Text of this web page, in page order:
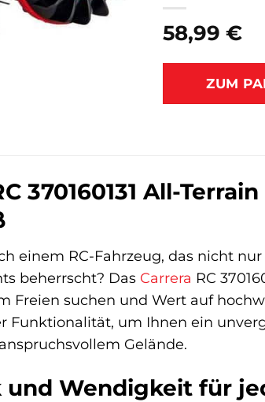
58,99 €
ZUM
370160131 All-
einem RC-Fahrzeug, das nicht
beherrscht? Das Carrera RC
Freien suchen und Wert auf
Funktionalität, um Ihnen ein
Gelände.
und Wendigkeit für